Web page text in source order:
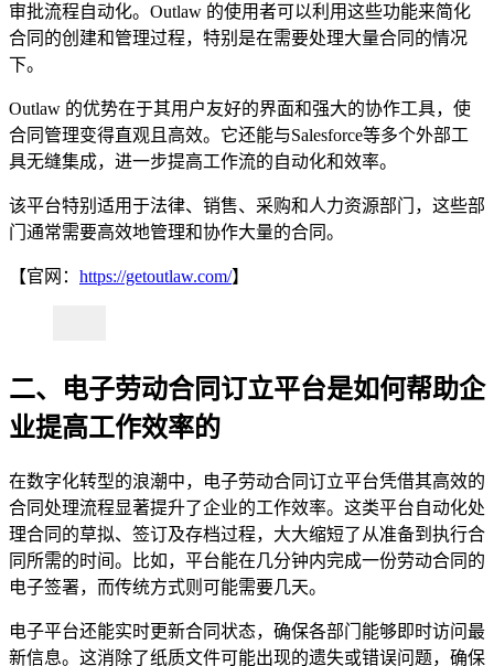
审批流程自动化。Outlaw 的使用者可以利用这些功能来简化
合同的创建和管理过程，特别是在需要处理大量合同的情况
下。
Outlaw 的优势在于其用户友好的界面和强大的协作工具，使
合同管理变得直观且高效。它还能与Salesforce等多个外部工
具无缝集成，进一步提高工作流的自动化和效率。
该平台特别适用于法律、销售、采购和人力资源部门，这些部
门通常需要高效地管理和协作大量的合同。
【官网： https://getoutlaw.com/】
二、电子劳动合同订立平台是如何帮助企
业提高工作效率的
在数字化转型的浪潮中，电子劳动合同订立平台凭借其高效的
合同处理流程显著提升了企业的工作效率。这类平台自动化处
理合同的草拟、签订及存档过程，大大缩短了从准备到执行合
同所需的时间。比如，平台能在几分钟内完成一份劳动合同的
电子签署，而传统方式则可能需要几天。
电子平台还能实时更新合同状态，确保各部门能够即时访问最
新信息。这消除了纸质文件可能出现的遗失或错误问题，确保